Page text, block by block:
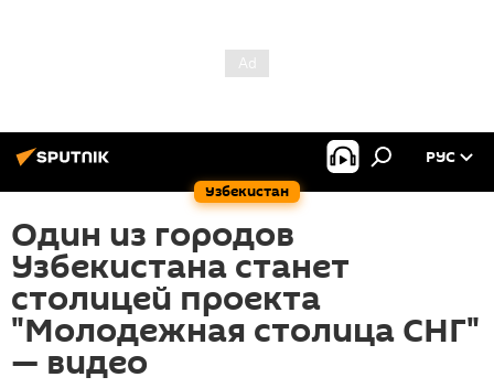
Узбекистан
РУС
Один из городов
Узбекистана станет
столицей проекта
"Молодежная столица СНГ"
— видео